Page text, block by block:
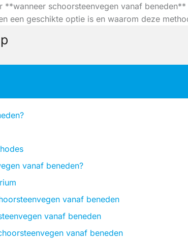
**wanneer schoorsteenvegen vanaf
een geschikte optie is en waarom deze
vanaf beneden?
vanaf beneden
vanaf beneden
vanaf beneden